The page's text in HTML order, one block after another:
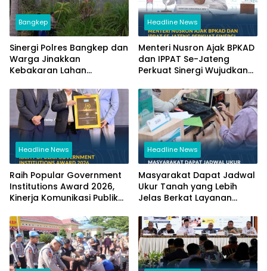
Bangkep
Sinergi Polres Bangkep dan
Warga Jinakkan
Kebakaran Lahan
Headline News
Menteri Nusron Ajak BPKAD
dan IPPAT Se-Jateng
Perkuat Sinergi Wujudkan
Pertanahan
Headline News
Raih Popular Government
Institutions Award 2026,
Kinerja Komunikasi Publik
Kembali Diakui
Headline News
Masyarakat Dapat Jadwal
Ukur Tanah yang Lebih
Jelas Berkat Layanan